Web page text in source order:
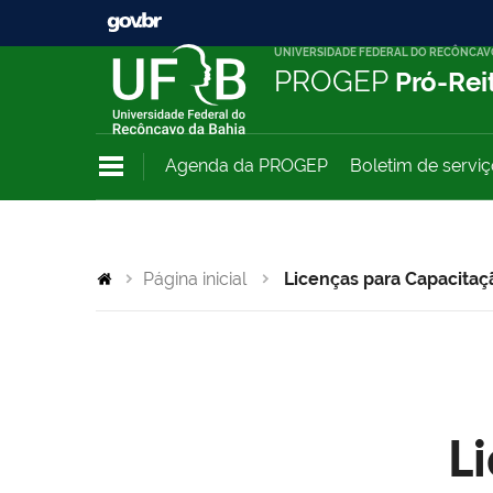
UNIVERSIDADE FEDERAL DO
PROGEP Pró-
Agenda da PROGEP Boletim de
Página inicial Licenças para